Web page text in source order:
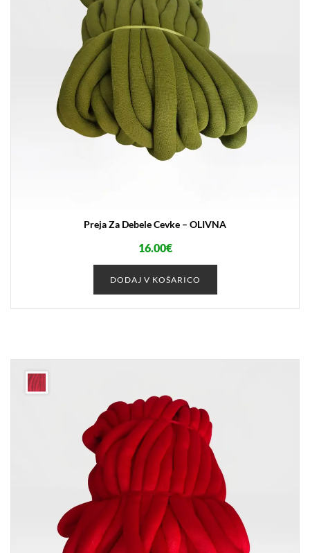
Preja Za Debele Cevke – OLIVNA
16.00€
DODAJ V KOŠARICO